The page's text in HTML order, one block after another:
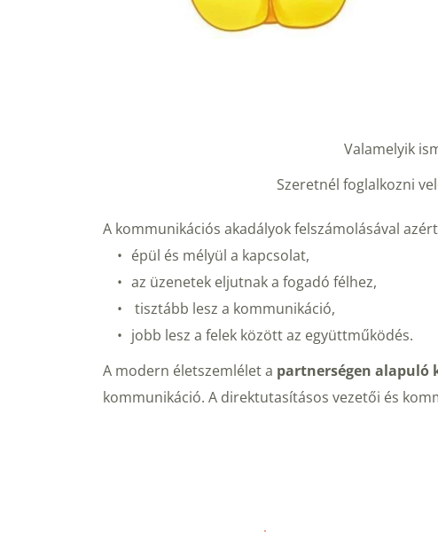
Valamelyik
Szeretnél foglalkozni
A kommunikációs akadályok felszámolásával
épül és mélyül a kapcsolat,
az üzenetek eljutnak a fogadó félhez,
tisztább lesz a kommunikáció,
jobb lesz a felek között az együttműködés.
A modern életszemlélet a partnerségen alapuló
kommunikáció. A direktutasításos vezetői és